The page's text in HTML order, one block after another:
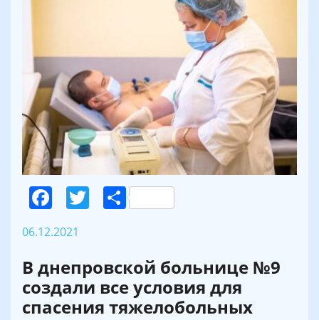
Facebook
Twitter
Поділитися
06.12.2021
В днепровской больнице №9
создали все условия для
спасения тяжелобольных